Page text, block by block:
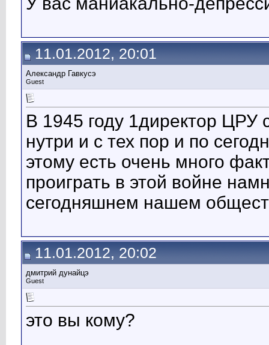
11.01.2012, 20:01
Александр Гавкусэ
Guest
В 1945 году 1директор
нутри и с тех пор и по
этому есть очень много
проиграть в этой войне
сегодняшнем нашем
11.01.2012, 20:02
дмитрий дунайцэ
Guest
это вы кому?